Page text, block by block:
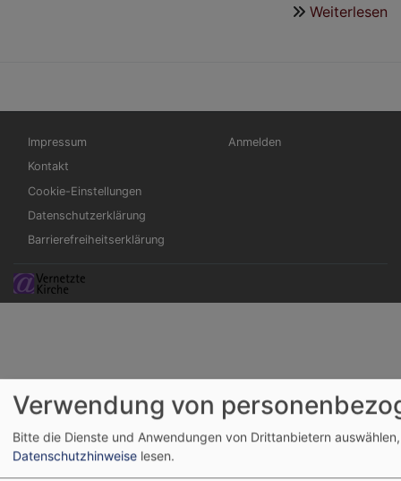
Weiterlesen
Fußbereichsmenü
Impressum
Kontakt
Cookie-Einstellungen
Datenschutzerklärung
Barrierefreiheitserklärung
Benutzermenü
Anmelden
Verwendung von
Bitte die Dienste und Anwendungen von Drittanbietern
Datenschutzhinweise lesen.